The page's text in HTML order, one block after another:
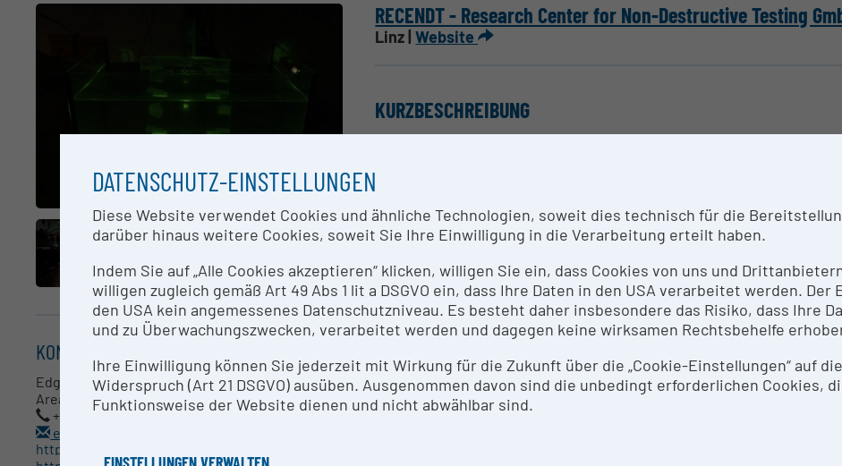
RECENDT - Research Center for Non-Destructive Testing
Linz |Website
KURZBESCHREIBUNG
(*) Photoakustische Mikroskopie
(*) Photoakustische Spektroskopie
(*) Datenauswertung
(*) flexibel konfigurierbare Systeme zur Realisierung
ANSPRECHPERSON
Edgar Scherleitner
RESEARCH SERVICES
Zerstörungsfreie Prüfung (ZfP), zerstörungsfreie
KONTAKT
Edgar Scherleitner
Area Manager Acoustics
+43 732 2468 4653
edgar.scherleitner@recendt.at
http://www.recendt.at
DATENSCHUTZ-EINSTELLUNGEN
Diese Website verwendet Cookies und ähnliche Technologien, soweit dies technisch für die
darüber hinaus weitere Cookies, soweit Sie Ihre Einwilligung in die Verarbeitung erteilt haben.
Indem Sie auf „Alle Cookies akzeptieren“ klicken, willigen Sie ein, dass Cookies von uns und
willigen zugleich gemäß Art 49 Abs 1 lit a DSGVO ein, dass Ihre Daten in den USA verarbeitet werden.
den USA kein angemessenes Datenschutzniveau. Es besteht daher insbesondere das Risiko, dass Ihre
und zu Überwachungszwecken, verarbeitet werden und dagegen keine wirksamen Rechtsbehelfe
Ihre Einwilligung können Sie jederzeit mit Wirkung für die Zukunft über die „Cookie-Einstellungen“ auf
Widerspruch (Art 21 DSGVO) ausüben. Ausgenommen davon sind die unbedingt erforderlichen Cookies,
Funktionsweise der Website dienen und nicht abwählbar sind.